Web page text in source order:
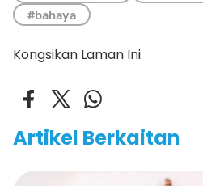
#bahaya
Kongsikan Laman Ini
Artikel Berkaitan